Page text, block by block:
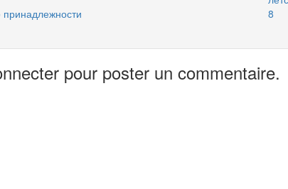
8
pour poster un commentaire.